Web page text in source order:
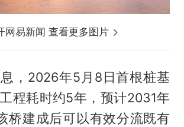
网易新闻 查看更多图片
，2026年5月8日首根桩基
程耗时约5年，预计2031年
桥建成后可以有效分流既有